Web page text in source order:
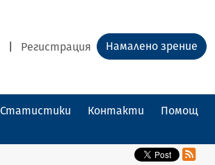
Регистрация Намалено зрение
Статистики Контакти Помощ